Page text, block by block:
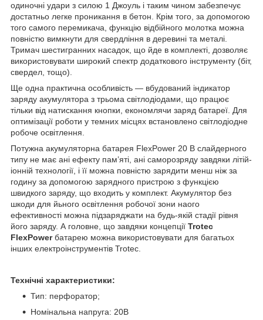
одиночні удари з силою 1 Джоуль і таким чином забезпечує
достатньо легке проникання в бетон. Крім того, за допомогою
того самого перемикача, функцію відбійного молотка можна
повністю вимкнути для свердління в деревині та металі.
Тримач шестигранних насадок, що йде в комплекті, дозволяє
використовувати широкий спектр додаткового інструменту (біт,
свердел, тощо).
Ще одна практична особливість — вбудований індикатор
заряду акумулятора з трьома світлодіодами, що працює
тільки від натискання кнопки, економлячи заряд батареї. Для
оптимізації роботи у темних місцях встановлено світлодіодне
робоче освітлення.
Потужна акумуляторна батарея FlexPower 20 В слайдерного
типу не має ані ефекту пам’яті, ані саморозряду завдяки літій-
іонній технології, і її можна повністю зарядити менш ніж за
годину за допомогою зарядного пристрою з функцією
швидкого заряду, що входить у комплект. Акумулятор без
шкоди для йьного освітлення робочої зони наого
ефективності можна підзаряджати на будь-якій стадії рівня
його заряду. А головне, що завдяки концепції Trotec
FlexPowerбатарею можна використовувати для багатьох
інших електроінструментів Trotec.
Технічні характеристики:
Тип: перфоратор;
Номінальна напруга: 20В